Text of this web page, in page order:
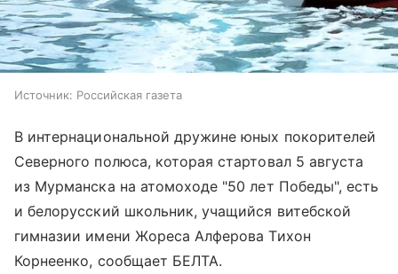
Источник: Российская газета
В интернациональной дружине юных покорителей
Северного полюса, которая стартовал 5 августа
из Мурманска на атомоходе "50 лет Победы", есть
и белорусский школьник, учащийся витебской
гимназии имени Жореса Алферова Тихон
Корнеенко, сообщает БЕЛТА.